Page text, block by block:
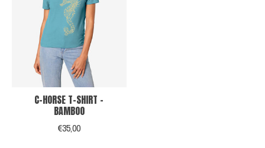
C-HORSE T-SHIRT -
BAMBOO
€35,00